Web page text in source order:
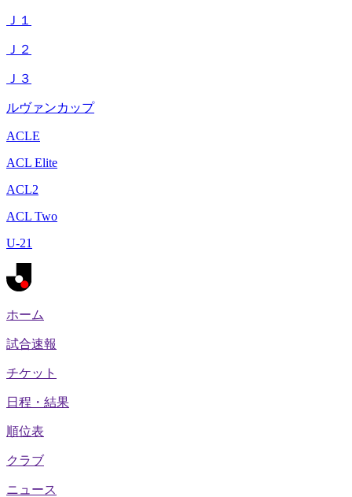
Ｊ１
Ｊ２
Ｊ３
ルヴァンカップ
ACLE
ACL Elite
ACL2
ACL Two
U-21
ホーム
試合速報
チケット
日程・結果
順位表
クラブ
ニュース